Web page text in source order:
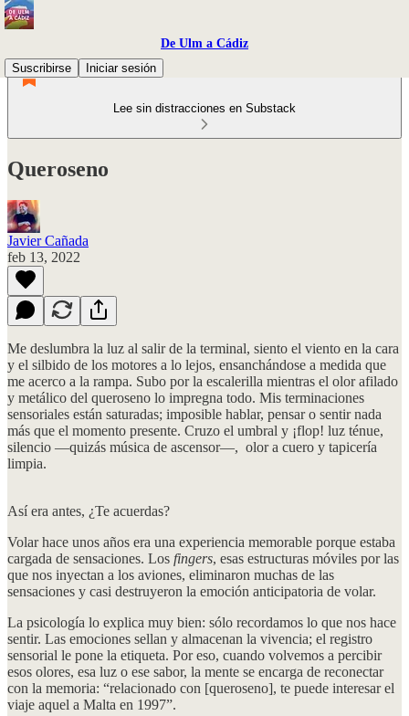
De Ulm a Cádiz
Suscribirse
Iniciar sesión
Lee sin distracciones en Substack
Queroseno
Javier Cañada
feb 13, 2022
Me deslumbra la luz al salir de la terminal, siento el viento en la cara
y el silbido de los motores a lo lejos, ensanchándose a medida que
me acerco a la rampa. Subo por la escalerilla mientras el olor afilado
y metálico del queroseno lo impregna todo. Mis terminaciones
sensoriales están saturadas; imposible hablar, pensar o sentir nada
más que el momento presente. Cruzo el umbral y ¡flop! luz ténue,
silencio —quizás música de ascensor—, olor a cuero y tapicería
limpia.
Así era antes, ¿Te acuerdas?
Volar hace unos años era una experiencia memorable porque estaba
cargada de sensaciones. Los fingers, esas estructuras móviles por las
que nos inyectan a los aviones, eliminaron muchas de las
sensaciones y casi destruyeron la emoción anticipatoria de volar.
La psicología lo explica muy bien: sólo recordamos lo que nos hace
sentir. Las emociones sellan y almacenan la vivencia; el registro
sensorial le pone la etiqueta. Por eso, cuando volvemos a percibir
esos olores, esa luz o ese sabor, la mente se encarga de reconectar
con la memoria: “relacionado con [queroseno], te puede interesar el
viaje aquel a Malta en 1997”.